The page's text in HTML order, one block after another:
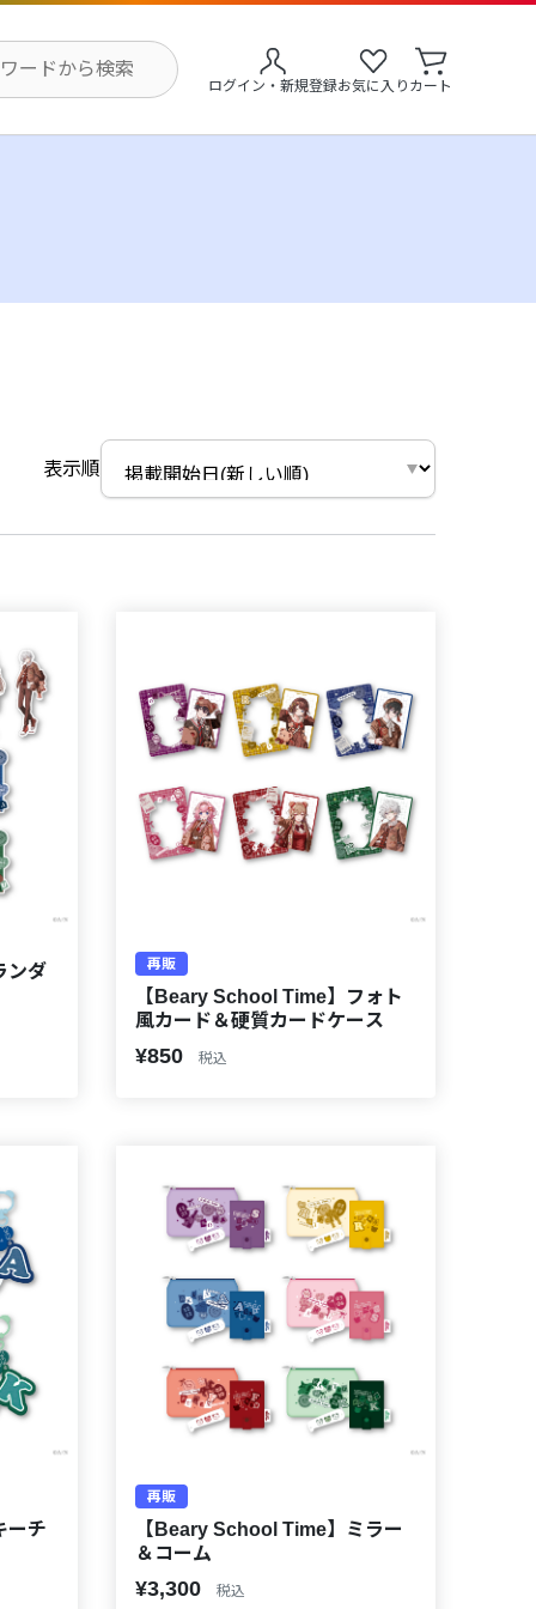
ログイン・新規登録お気に入り カート
表示順
ンダ 再販
【Beary School Time】フォト
風カード＆硬質カードケース
¥850 税込
ーチ
再販
【Beary School Time】ミラー
＆コーム
¥3,300 税込